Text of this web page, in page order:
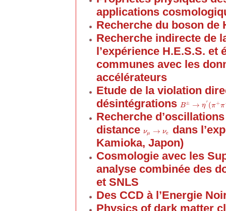
applications
Recherche du boson de
Recherche indirecte de
l’expérience H.E.S.S. et
communes avec les
accélérateurs
Etude de la violation
désintégrations B± → η
′ (π+π
B±→η′( π+ π−γ)K
Recherche
distance νμ → νe
νμ →νe
dans
Kamioka, Japon)
Cosmologie avec les
analyse combinée des
et SNLS
Des CCD à l’Energie
Physics of dark matter